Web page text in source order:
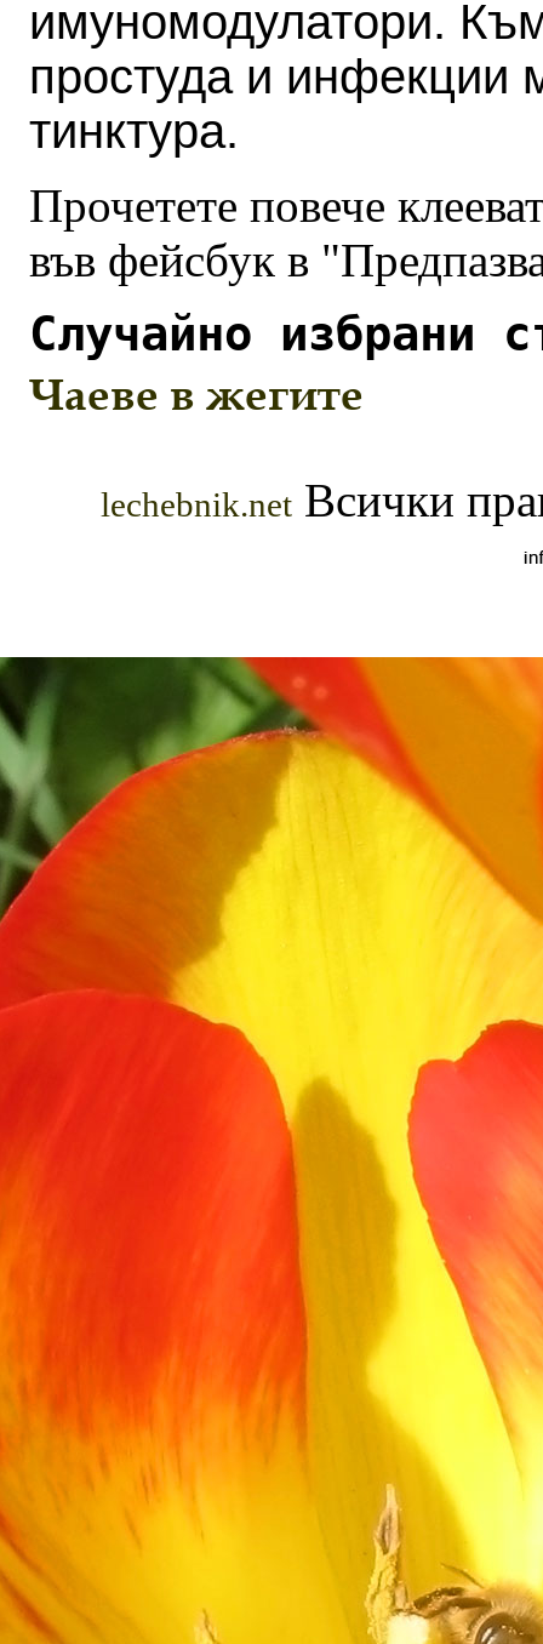
имуномодулатори.
простуда и инфекции
тинктура.
Прочетете повече
във фейсбук в
Случайно избрани
Чаеве в жегите
lechebnik.netВсички